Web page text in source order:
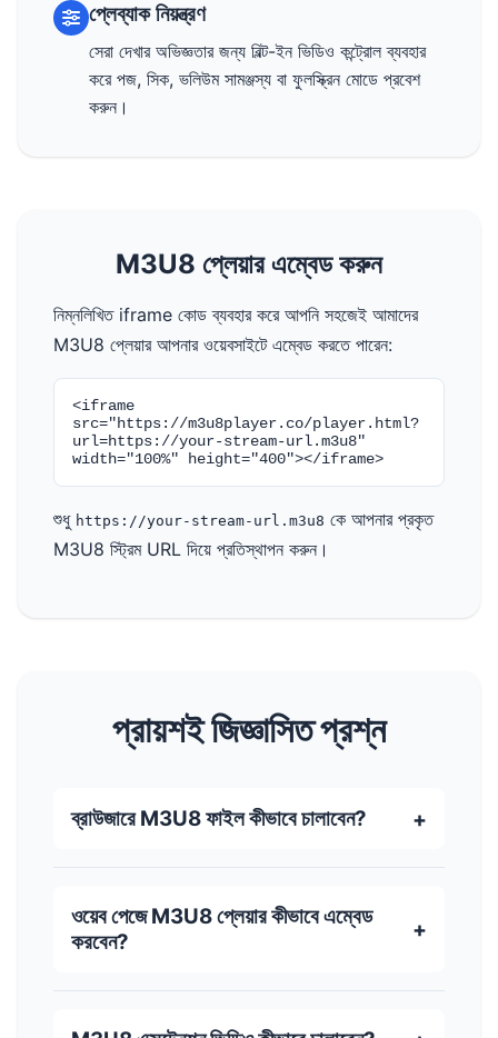
প্লেব্যাক নিয়ন্ত্রণ
সেরা দেখার অভিজ্ঞতার জন্য বিল্ট-ইন ভিডিও কন্ট্রোল ব্যবহার
করে পজ, সিক, ভলিউম সামঞ্জস্য বা ফুলস্ক্রিন মোডে প্রবেশ
করুন।
M3U8 প্লেয়ার এম্বেড করুন
নিম্নলিখিত iframe কোড ব্যবহার করে আপনি সহজেই আমাদের
M3U8 প্লেয়ার আপনার ওয়েবসাইটে এম্বেড করতে পারেন:
<iframe
src="https://m3u8player.co/player.html?
url=https://your-stream-url.m3u8"
width="100%" height="400"></iframe>
শুধু https://your-stream-url.m3u8 কে আপনার প্রকৃত
M3U8 স্ট্রিম URL দিয়ে প্রতিস্থাপন করুন।
প্রায়শই জিজ্ঞাসিত প্রশ্ন
ব্রাউজারে M3U8 ফাইল কীভাবে চালাবেন?
ওয়েব পেজে M3U8 প্লেয়ার কীভাবে এম্বেড
করবেন?